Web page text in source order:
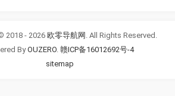
2018 - 2026欧零导航网 . All Rights Reserved.
ByOUZERO. 赣ICP备16012692号-4
sitemap